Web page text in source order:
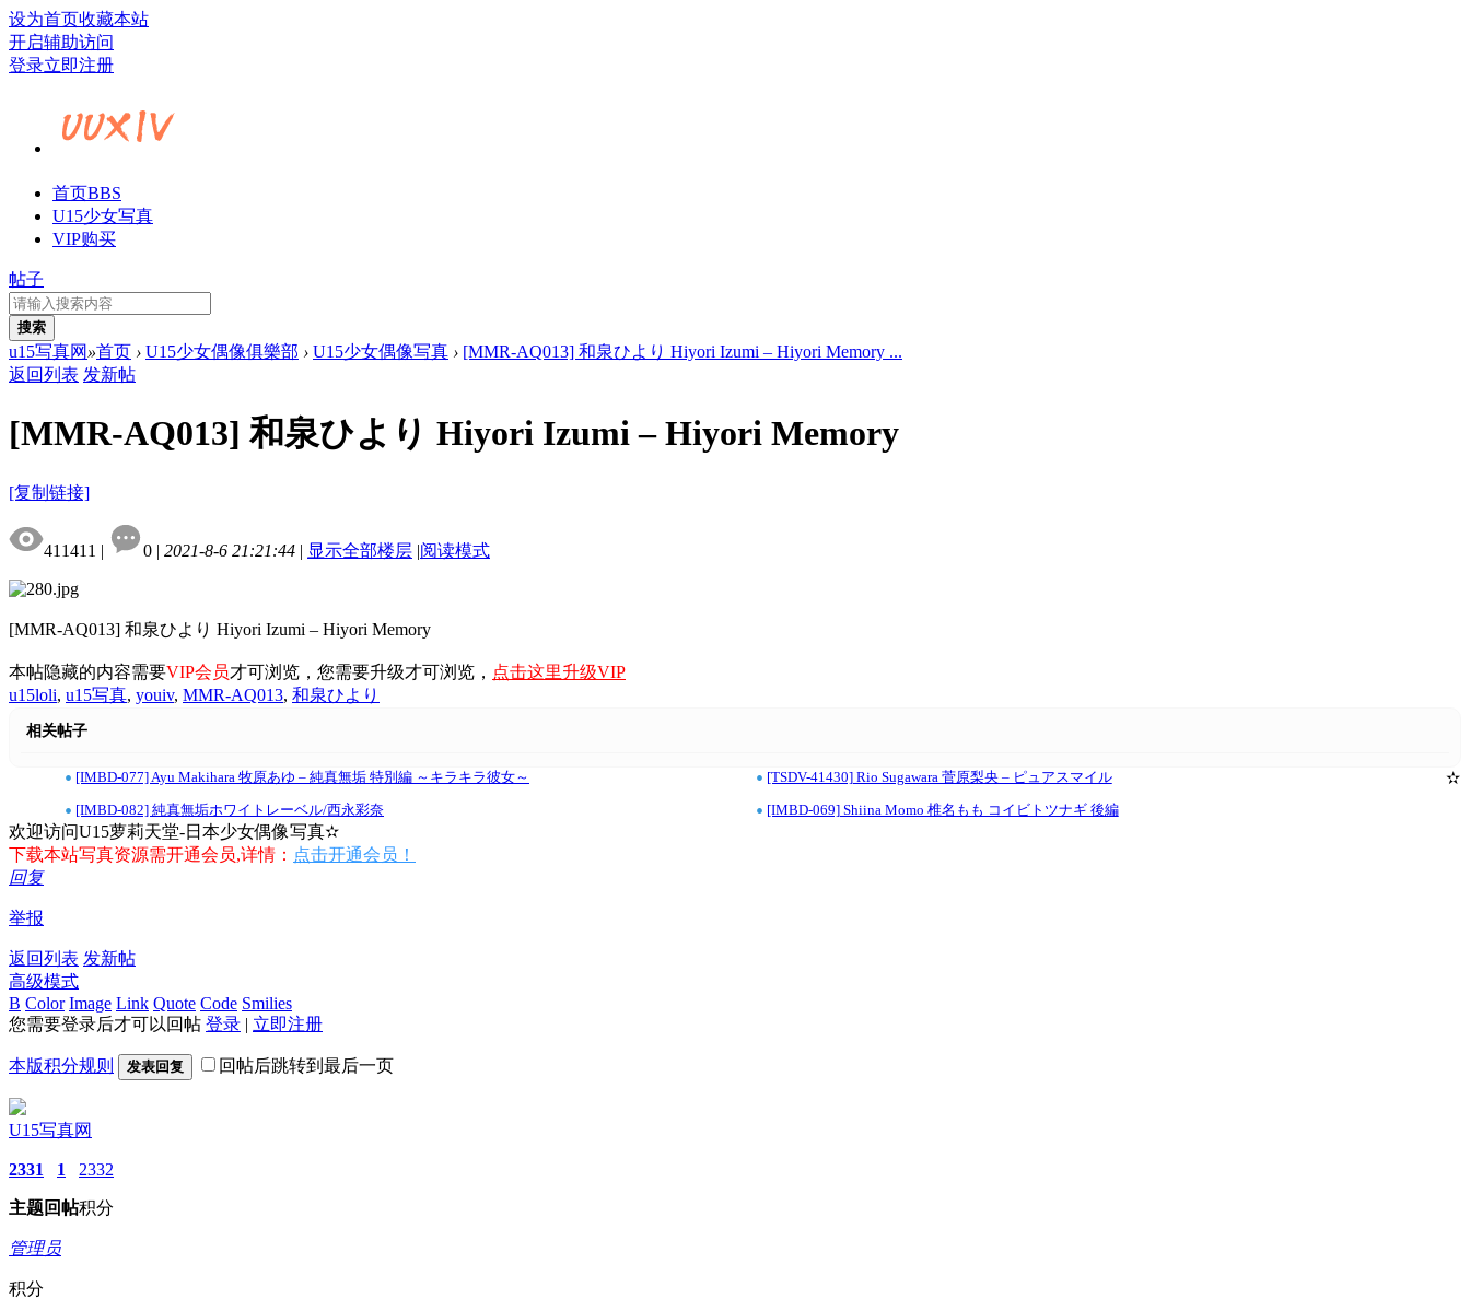
设为首页收藏本站
开启辅助访问
登录立即注册
首页BBS
U15少女写真
VIP购买
帖子
搜索
u15写真网 »首页 › U15少女偶像俱樂部 › U15少女偶像写真 › [MMR-AQ013] 和泉ひより Hiyori Izumi – Hiyori Memory ...
返回列表 发新帖
[MMR-AQ013] 和泉ひより Hiyori Izumi – Hiyori Memory
[复制链接]
411411 | 0 | 2021-8-6 21:21:44 | 显示全部楼层 |阅读模式
[MMR-AQ013] 和泉ひより Hiyori Izumi – Hiyori Memory
本帖隐藏的内容需要VIP会员才可浏览，您需要升级才可浏览， 点击这里升级VIP
u15loli, u15写真, youiv, MMR-AQ013, 和泉ひより
相关帖子
• [IMBD-077] Ayu Makihara 牧原あゆ – 純真無垢 特別編 ～キラキラ彼女～ • [TSDV-41430] Rio Sugawara 菅原梨央 – ピュアスマイル
• [IMBD-082] 純真無垢ホワイトレーベル/西永彩奈 • [IMBD-069] Shiina Momo 椎名もも コイビトツナギ 後編
✫
欢迎访问U15萝莉天堂-日本少女偶像写真✫
下载本站写真资源需开通会员,详情： 点击开通会员！
回复
举报
返回列表 发新帖
高级模式
B Color Image Link Quote Code Smilies
您需要登录后才可以回帖 登录 | 立即注册
本版积分规则 发表回复 回帖后跳转到最后一页
U15写真网
2331
主题
1
回帖
2332
积分
管理员
积分